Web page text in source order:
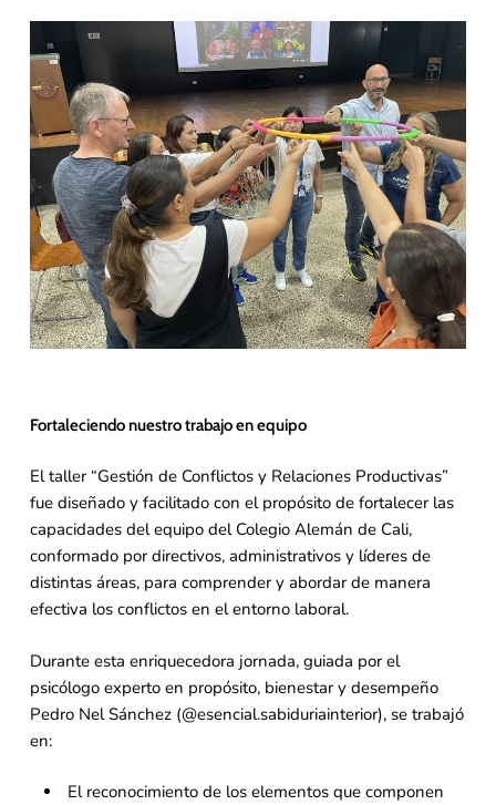
Fortaleciendo nuestro trabajo en equipo
El taller “Gestión de Conflictos y Relaciones Productivas”
fue diseñado y facilitado con el propósito de fortalecer las
capacidades del equipo del Colegio Alemán de Cali,
conformado por directivos, administrativos y líderes de
distintas áreas, para comprender y abordar de manera
efectiva los conflictos en el entorno laboral.
Durante esta enriquecedora jornada, guiada por el
psicólogo experto en propósito, bienestar y desempeño
Pedro Nel Sánchez (@esencial.sabiduriainterior), se trabajó
en:
El reconocimiento de los elementos que componen